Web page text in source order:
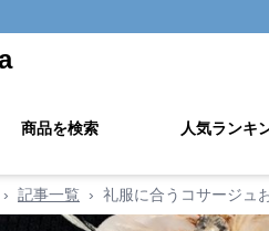
商品を検索 人気ランキ
› 記事一覧 › 礼服に合うコサージュ